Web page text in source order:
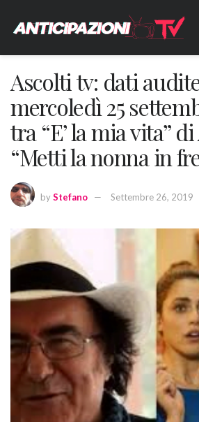
Ascolti tv: dati
mercoledì 25
tra “E’ la mia vita”
“Metti la nonna in
byStefano Settembre 26, 2019